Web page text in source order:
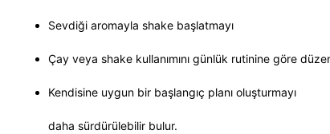
Sevdiği aromayla shake başlatmayı
Çay veya shake kullanımını günlük rutinine göre
Kendisine uygun bir başlangıç planı oluşturmayı
daha sürdürülebilir bulur.